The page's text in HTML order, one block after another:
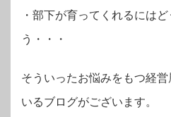
・部下が育ってくれるには
う・・・
そういったお悩みをもつ経
いるブログがございます。